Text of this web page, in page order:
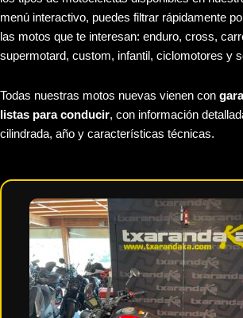
menú interactivo, puedes filtrar rápidamente
las motos que te interesan: enduro, cross,
supermotard, custom, infantil, ciclomotores y
Todas nuestras motos nuevas vienen con
listas para conducir, con información
cilindrada, año y características técnicas.